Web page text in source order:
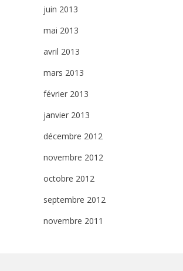
juin 2013
mai 2013
avril 2013
mars 2013
février 2013
janvier 2013
décembre 2012
novembre 2012
octobre 2012
septembre 2012
novembre 2011